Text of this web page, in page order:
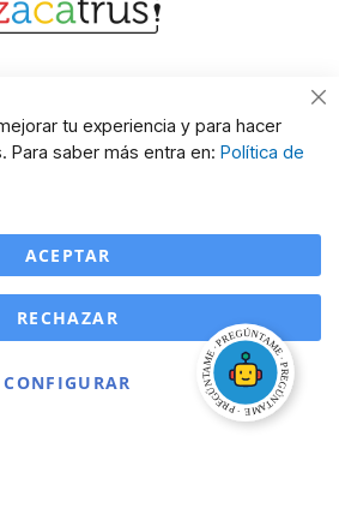
tu experiencia y para hacer
Para saber más entra en: Política de
ACEPTAR
CONFIGURAR
RECHAZAR